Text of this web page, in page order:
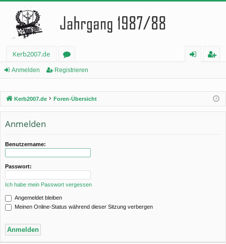
Kerb2007.de
or
rie
Anmelden Registrieren
Kerb2007.de Foren-Übersicht
Anmelden
Benutzername:
Passwort:
Ich habe mein Passwort vergessen
Angemeldet bleiben
Meinen Online-Status während dieser Sitzung verbergen